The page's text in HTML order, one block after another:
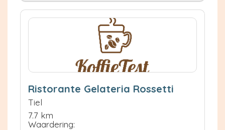
Ristorante Gelateria Rossetti
Tiel
7.7 km
Waardering: